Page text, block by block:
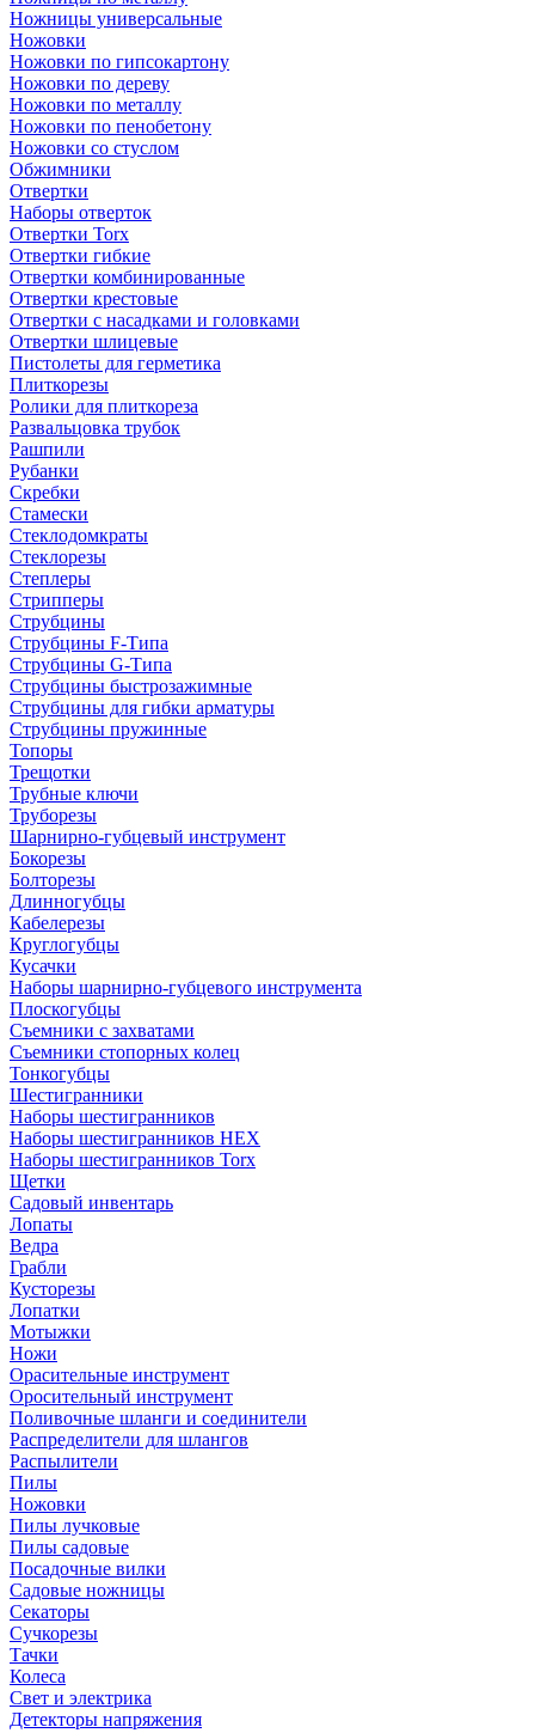
Ножницы универсальные
Ножовки
Ножовки по гипсокартону
Ножовки по дереву
Ножовки по металлу
Ножовки по пенобетону
Ножовки со стуслом
Обжимники
Отвертки
Наборы отверток
Отвертки Torx
Отвертки гибкие
Отвертки комбинированные
Отвертки крестовые
Отвертки с насадками и головками
Отвертки шлицевые
Пистолеты для герметика
Плиткорезы
Ролики для плиткореза
Развальцовка трубок
Рашпили
Рубанки
Скребки
Стамески
Стеклодомкраты
Стеклорезы
Степлеры
Стрипперы
Струбцины
Струбцины F-Типа
Струбцины G-Типа
Струбцины быстрозажимные
Струбцины для гибки арматуры
Струбцины пружинные
Топоры
Трещотки
Трубные ключи
Труборезы
Шарнирно-губцевый инструмент
Бокорезы
Болторезы
Длинногубцы
Кабелерезы
Круглогубцы
Кусачки
Наборы шарнирно-губцевого инструмента
Плоскогубцы
Съемники с захватами
Съемники стопорных колец
Тонкогубцы
Шестигранники
Наборы шестигранников
Наборы шестигранников HEX
Наборы шестигранников Torx
Щетки
Садовый инвентарь
Лопаты
Ведра
Грабли
Кусторезы
Лопатки
Мотыжки
Ножи
Орасительные инструмент
Оросительный инструмент
Поливочные шланги и соединители
Распределители для шлангов
Распылители
Пилы
Ножовки
Пилы лучковые
Пилы садовые
Посадочные вилки
Садовые ножницы
Секаторы
Сучкорезы
Тачки
Колеса
Свет и электрика
Детекторы напряжения